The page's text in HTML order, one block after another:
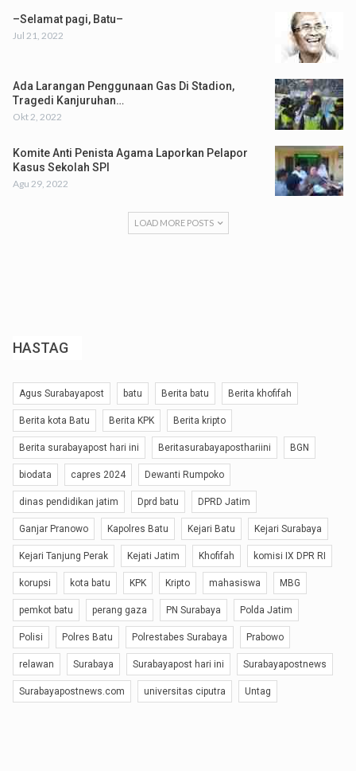
–Selamat pagi, Batu–
Jul 21, 2022
Ada Larangan Penggunaan Gas Di Stadion,
Tragedi Kanjuruhan…
Okt 2, 2022
Komite Anti Penista Agama Laporkan Pelapor
Kasus Sekolah SPI
Agu 29, 2022
LOAD MORE POSTS
HASTAG
Agus Surabayapost batu Berita batu Berita khofifah
Berita kota Batu Berita KPK Berita kripto
Berita surabayapost hari ini Beritasurabayaposthariini BGN
biodata capres 2024 Dewanti Rumpoko
dinas pendidikan jatim Dprd batu DPRD Jatim
Ganjar Pranowo Kapolres Batu Kejari Batu Kejari Surabaya
Kejari Tanjung Perak Kejati Jatim Khofifah komisi IX DPR RI
korupsi kota batu KPK Kripto mahasiswa MBG
pemkot batu perang gaza PN Surabaya Polda Jatim
Polisi Polres Batu Polrestabes Surabaya Prabowo
relawan Surabaya Surabayapost hari ini Surabayapostnews
Surabayapostnews.com universitas ciputra Untag